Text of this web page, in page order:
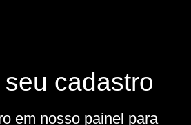
cadastro
em nosso painel para